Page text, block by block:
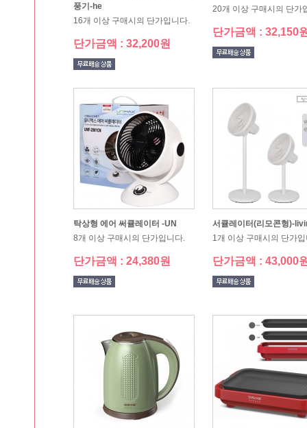
20개 이상 구매시의 단가입니다.
20개 이상 구매시의 단가
단가금액 : 5,750원
CJ 숨결치약2p
20개 이상 구매시의 단가입니다.
0ml)
10개 이상 구매시의 단가
단가금액 : 3,550원